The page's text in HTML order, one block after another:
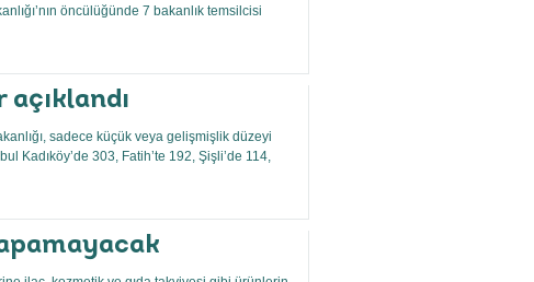
öncülüğünde 7 bakanlık temsilcisi
sadece küçük veya gelişmişlik düzeyi
Kadıköy’de 303, Fatih’te 192, Şişli’de 114,